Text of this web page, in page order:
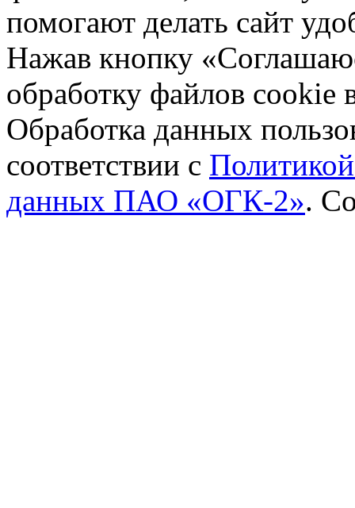
помогают делать сайт
Нажав кнопку
обработку файлов cookie
Обработка данных
соответствии с
данных ПАО «ОГК-2».